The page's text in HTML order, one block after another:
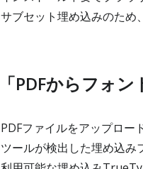
サブセット埋め込みのため
「PDFからフォ
PDFファイルをアップロー
ツールが検出した埋め込み